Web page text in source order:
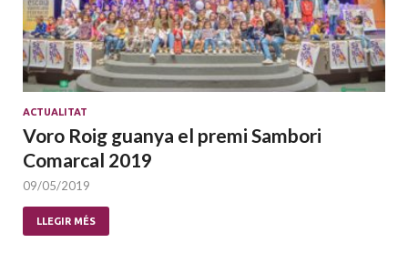
ACTUALITAT
Voro Roig guanya el premi Sambori
Comarcal 2019
09/05/2019
LLEGIR MÉS